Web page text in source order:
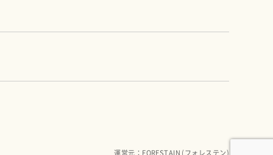
運営元：FORESTAIN (フォレステン)